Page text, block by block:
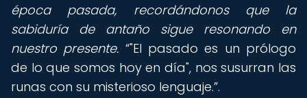
época pasada, recordándonos que la
sabiduría de antaño sigue resonando en
nuestro presente.
"El pasado es un prólogo
de lo que somos hoy en día", nos susurran las
runas con su misterioso lenguaje. .